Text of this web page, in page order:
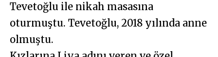
Tevetoğlu ile nikah masasına
oturmuştu. Tevetoğlu, 2018 yılında anne
olmuştu.